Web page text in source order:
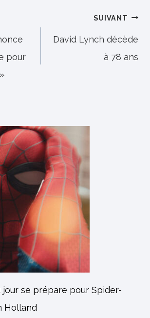
pour
SUIVANT
David Lynch décède
à 78 ans
jour se prépare pour Spider-
Holland